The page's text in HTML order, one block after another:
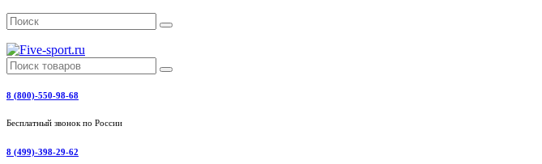
8 (800)-550-98-68
Бесплатный звонок по России
8 (499)-398-29-62